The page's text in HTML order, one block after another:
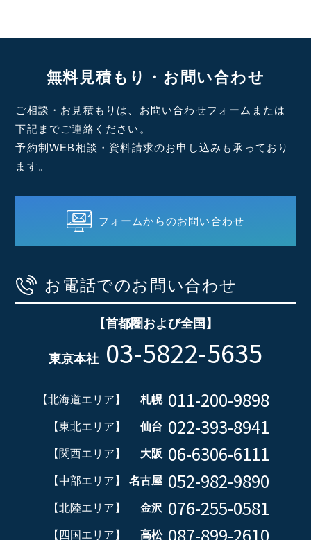
無料見積もり・お問い合わせ
ご相談・お見積もりは、お問い合わせフォームまたは
下記までご連絡ください。
予約制WEB相談・資料請求のお申し込みも承っており
ます。
フォームからのお問い合わせ
お電話でのお問い合わせ
【首都圏および全国】
東京本社 03-5822-5635
【北海道エリア】 札幌 011-200-9898
【東北エリア】 仙台 022-393-8941
【関西エリア】 大阪 06-6306-6111
【中部エリア】 名古屋 052-982-9890
【北陸エリア】 金沢 076-255-0581
【四国エリア】 高松 087-899-2610